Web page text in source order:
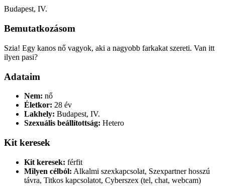
Budapest, IV.
Bemutatkozásom
Szia! Egy kanos nő vagyok, aki a nagyobb farkakat szereti. Van itt
ilyen pasi?
Adataim
Nem: nő
Életkor: 28 év
Lakhely: Budapest, IV.
Szexuális beállítottság: Hetero
Kit keresek
Kit keresek: férfit
Milyen célból: Alkalmi szexkapcsolat, Szexpartner hosszú
távra, Titkos kapcsolatot, Cyberszex (tel, chat, webcam)